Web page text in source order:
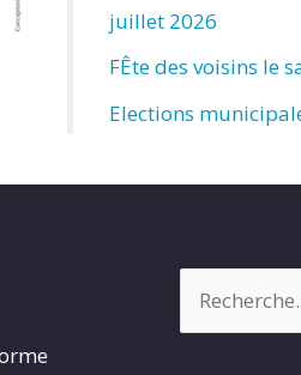
juillet 2026
FÊte des voisins le
Elections